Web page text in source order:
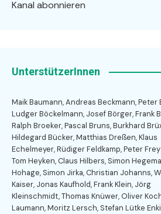
Kanal abonnieren
UnterstützerInnen
Maik Baumann, Andreas Beckmann, Peter
Ludger Böckelmann, Josef Börger, Frank
Ralph Broeker, Pascal Bruns, Burkhard
Hildegard Bücker, Matthias Dreßen, Klaus
Echelmeyer, Rüdiger Feldkamp, Peter
Tom Heyken, Claus Hilbers, Simon
Hohage, Simon Jirka, Christian Johanns,
Kaiser, Jonas Kaufhold, Frank Klein, Jörg
Kleinschmidt, Thomas Knüwer, Oliver
Laumann, Moritz Lersch, Stefan Lütke